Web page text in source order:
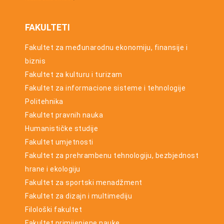
FAKULTETI
Fakultet za međunarodnu ekonomiju, finansije i
biznis
Fakultet za kulturu i turizam
Fakultet za informacione sisteme i tehnologije
Politehnika
Fakultet pravnih nauka
Humanističke studije
Fakultet umjetnosti
Fakultet za prehrambenu tehnologiju, bezbjednost
hrane i ekologiju
Fakultet za sportski menadžment
Fakultet za dizajn i multimediju
Filološki fakultet